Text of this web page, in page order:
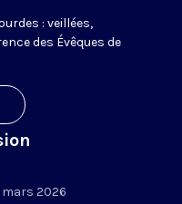
: veillées,
des Évêques de
mars 2026